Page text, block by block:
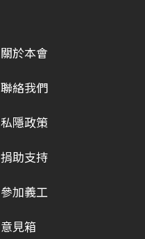
關於本會
聯絡我們
私隱政策
捐助支持
參加義工
意見箱